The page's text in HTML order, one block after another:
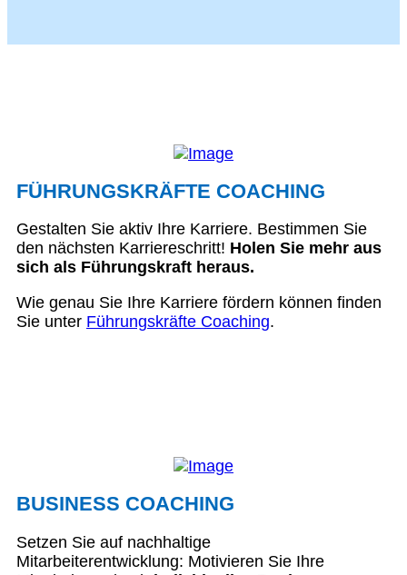
FÜHRUNGSKRÄFTE COACHING
Gestalten Sie aktiv Ihre Karriere. Bestimmen Sie
den nächsten Karriereschritt! Holen Sie mehr aus
sich als Führungskraft heraus.
Wie genau Sie Ihre Karriere fördern können finden
Sie unter Führungskräfte Coaching.
BUSINESS COACHING
Setzen Sie auf nachhaltige
Mitarbeiterentwicklung: Motivieren Sie Ihre